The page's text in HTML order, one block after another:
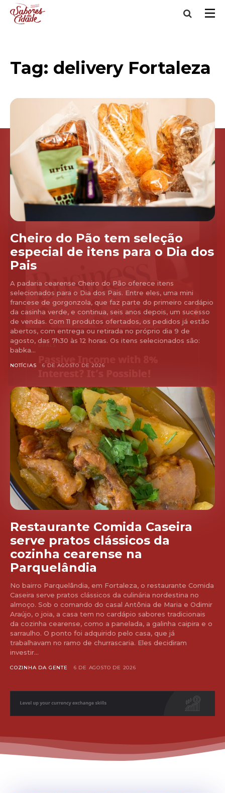
Tag: delivery Fortaleza
Cheiro do Pão tem seleção
especial de itens para o Dia dos
Pais
A padaria cearense Cheiro do Pão oferece itens
selecionados para o Dia dos Pais. Entre eles, uma mini
francese de gorgonzola, que faz parte do primeiro cardápio
da casinha verde, e continua, seis anos depois, um sucesso
de vendas. Com 11 produtos ofertados, os pedidos já estão
abertos, com entrega ou retirada no próprio dia 9 de
agosto, das 7h30 às 12 horas. Os itens selecionados são:
babka...
NOTÍCIAS 6 DE AGOSTO DE 2026
Restaurante Comida Caseira
serve pratos clássicos da
cozinha cearense na
Parquelândia
No bairro Parquelândia, em Fortaleza, o restaurante Comida
Caseira serve pratos clássicos da culinária nordestina no
almoço. Sob o comando do casal Antônia de Maria e Odimir
Araújo, o joia, a casa tem no cardápio sabores tradicionais
da cozinha cearense, como a panelada, a galinha caipira e o
sarraulho. O ponto foi adquirido pelo casa, que já
trabalhavam no ramo de churrascaria. Eles decidiram
investir...
COZINHA DA GENTE 6 DE AGOSTO DE 2026